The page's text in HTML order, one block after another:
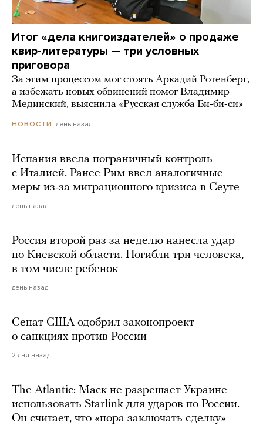
Итог «дела книгоиздателей» о продаже
квир-литературы — три условных
приговора
За этим процессом мог стоять Аркадий Ротенберг,
а избежать новых обвинений помог Владимир
Мединский, выяснила «Русская служба Би-би-си»
НОВОСТИ день назад
Испания ввела пограничный контроль
с Италией. Ранее Рим ввел аналогичные
меры из-за миграционного кризиса в Сеуте
день назад
Россия второй раз за неделю нанесла удар
по Киевской области. Погибли три человека,
в том числе ребенок
день назад
Сенат США одобрил законопроект
о санкциях против России
2 дня назад
The Atlantic: Маск не разрешает Украине
использовать Starlink для ударов по России.
Он считает, что «пора заключать сделку»